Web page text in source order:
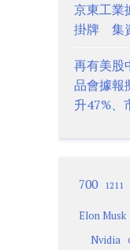
京東工業
掛牌 集
再有美
品會據
升47%、
700 1211
Elon Musk
Nvidia